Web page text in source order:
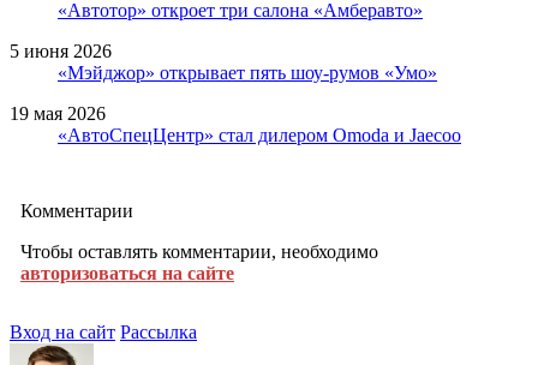
«Автотор» откроет три салона «Амберавто»
5 июня 2026
«Мэйджор» открывает пять шоу-румов «Умо»
19 мая 2026
«АвтоСпецЦентр» стал дилером Omoda и Jaecoo
Комментарии
Чтобы оставлять комментарии, необходимо
авторизоваться на сайте
Вход на сайт Рассылка